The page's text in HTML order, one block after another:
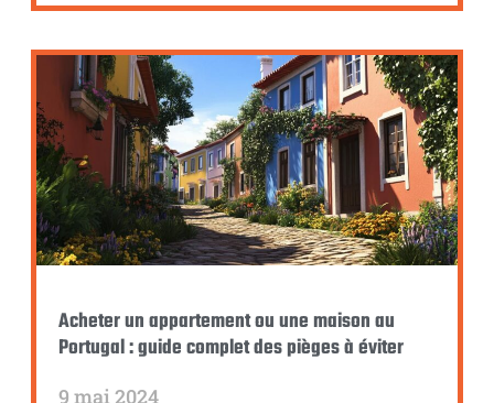
Acheter un appartement ou une maison au
Portugal : guide complet des pièges à éviter
9 mai 2024